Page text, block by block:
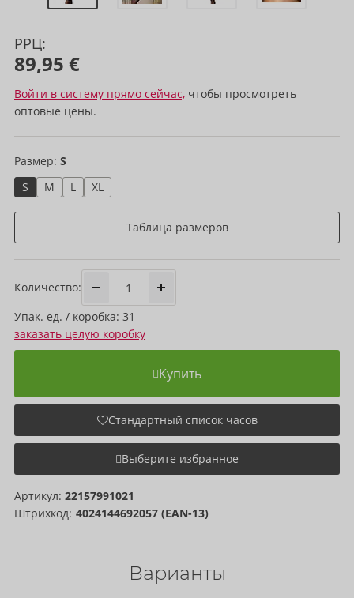
РРЦ:
89,95 €
Войти в систему прямо сейчас, чтобы просмотреть
оптовые цены.
Размер: S
S
M L XL
Таблица размеров
Количество:
Упак. ед. / коробка: 31
заказать целую коробку
Купить
Стандартный список часов
Выберите избранное
Артикул: 22157991021
Штрихкод: 4024144692057 (EAN-13)
Варианты